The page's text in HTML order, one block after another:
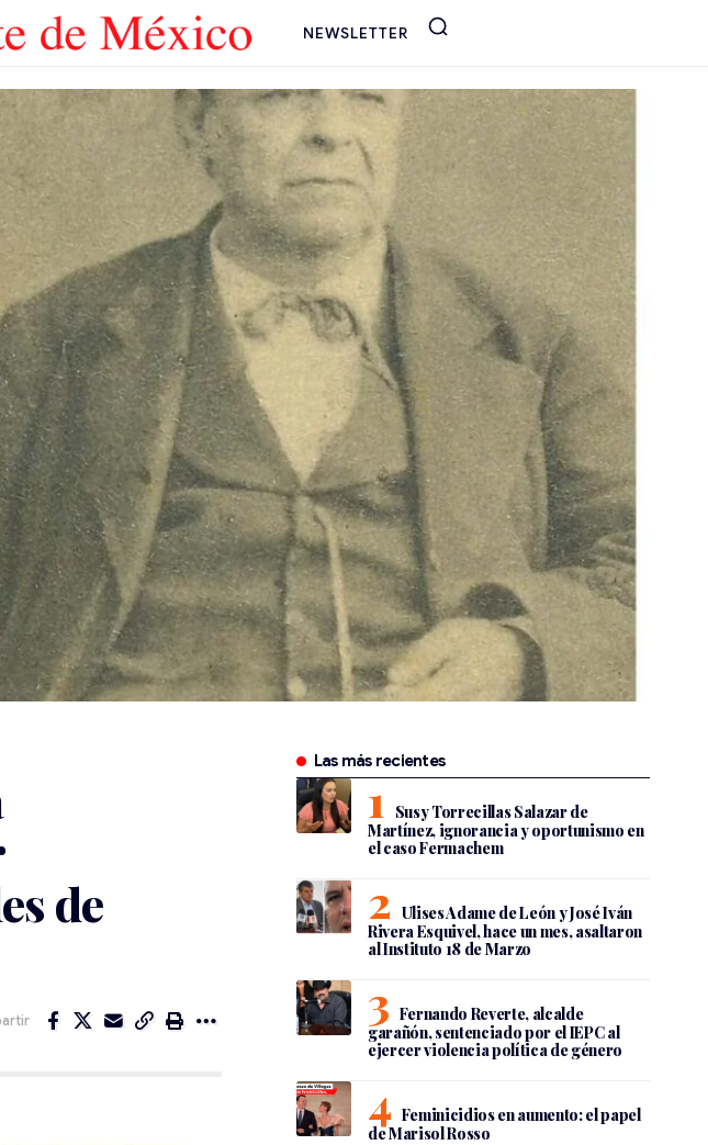
NEWSLETTER
de
Las más recientes
Susy Torrecillas Salazar de
Martínez, ignorancia y oportunismo en
el caso Fermachem
Ulises Adame de León y José Iván
Rivera Esquivel, hace un mes, asaltaron
al Instituto 18 de Marzo
Fernando Reverte, alcalde
garañón, sentenciado por el IEPC al
ejercer violencia política de género
Feminicidios en aumento: el papel
de Marisol Rosso